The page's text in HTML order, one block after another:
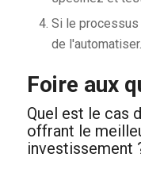
Si le
de l'automatiser.
Foire aux
Quel est le cas
offrant le
investissement